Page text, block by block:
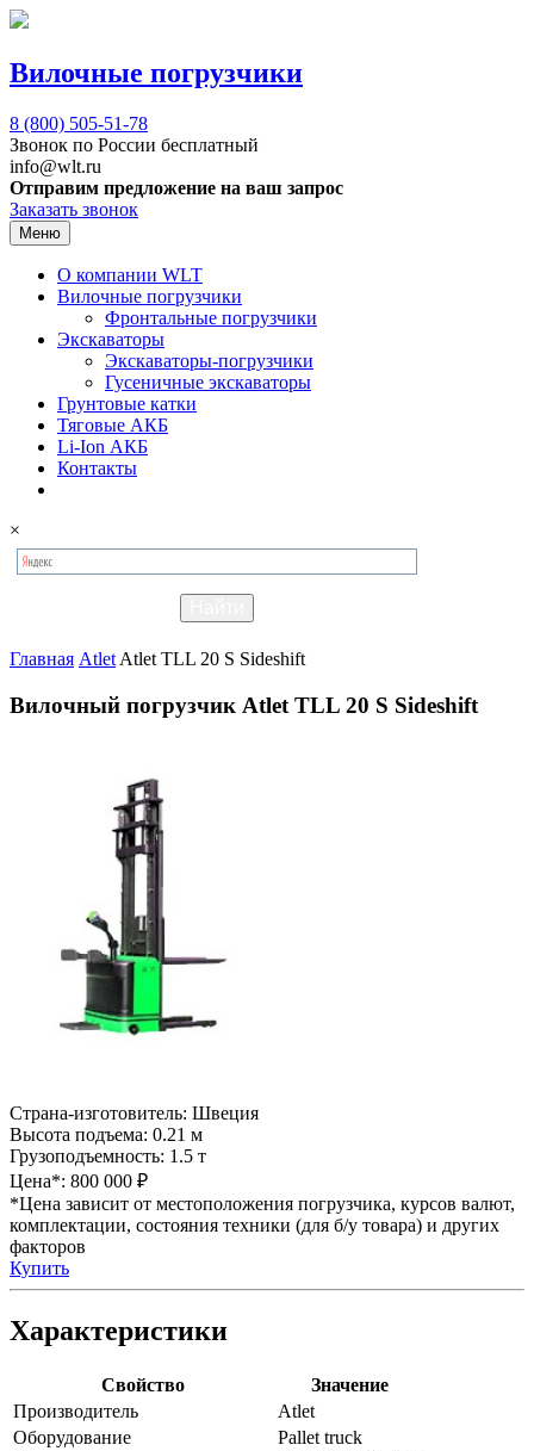
Вилочные погрузчики
8 (800) 505-51-78
Звонок по России бесплатный
info@wlt.ru
Отправим предложение на ваш запрос
Заказать звонок
Меню
О компании WLT
Вилочные погрузчики
Фронтальные погрузчики
Экскаваторы
Экскаваторы-погрузчики
Гусеничные экскаваторы
Грунтовые катки
Тяговые АКБ
Li-Ion АКБ
Контакты
×
Главная Atlet Atlet TLL 20 S Sideshift
Вилочный погрузчик Atlet TLL 20 S Sideshift
Страна-изготовитель: Швеция
Высота подъема: 0.21 м
Грузоподъемность: 1.5 т
Цена*: 800 000 ₽
*Цена зависит от местоположения погрузчика, курсов валют,
комплектации, состояния техники (для б/у товара) и других
факторов
Купить
Характеристики
Свойство
Значение
Производитель
Atlet
Оборудование
Pallet truck